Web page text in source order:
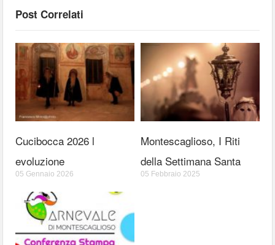
Post Correlati
Cucibocca 2026 l
evoluzione
05 Gennaio 2026
Montescaglioso, I Riti
della Settimana Santa
05 Febbraio 2025